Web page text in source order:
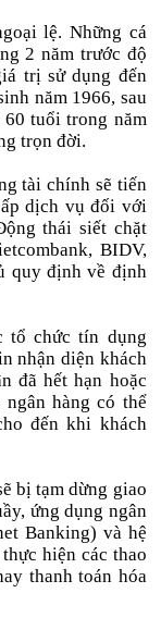
lệ. Những cá
2 năm trước độ
trị sử dụng đến
năm 1966, sau
tuổi trong năm
trọn đời.
tài chính sẽ tiến
dịch vụ đối với
thái siết chặt
BIDV,
quy định về định
tổ chức tín dụng
nhận diện khách
đã hết hạn hoặc
hàng có thể
đến khi khách
bị tạm dừng giao
ứng dụng ngân
Banking) và hệ
hiện các thao
thanh toán hóa